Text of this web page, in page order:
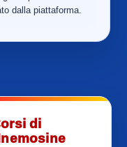
dalla piattaforma.
di